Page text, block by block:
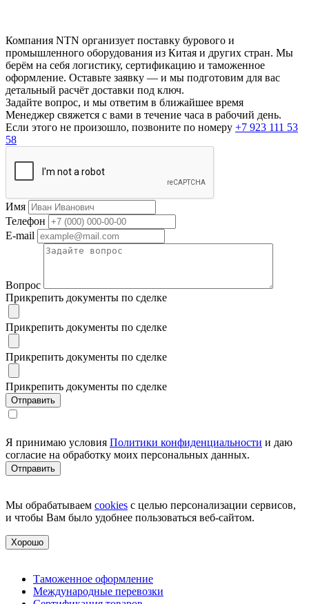
Компания NTN организует поставку бурового и
промышленного оборудования из Китая и других стран. Мы
берём на себя логистику, сертификацию и таможенное
оформление. Оставьте заявку — и мы подготовим для вас
детальный расчёт доставки под ключ.
Задайте вопрос, и мы ответим в ближайшее время
Менеджер свяжется с вами в течение часа в рабочий день.
Если этого не произошло, позвоните по номеру +7 923 111 53
58
Имя
Телефон
E-mail
Вопрос
Прикрепить документы по сделке
Прикрепить документы по сделке
Прикрепить документы по сделке
Прикрепить документы по сделке
Я принимаю условия Политики конфиденциальности и даю
согласие на обработку моих персональных данных.
Мы обрабатываем cookies с целью персонализации сервисов,
и чтобы Вам было удобнее пользоваться веб-сайтом.
Хорошо
Таможенное оформление
Международные перевозки